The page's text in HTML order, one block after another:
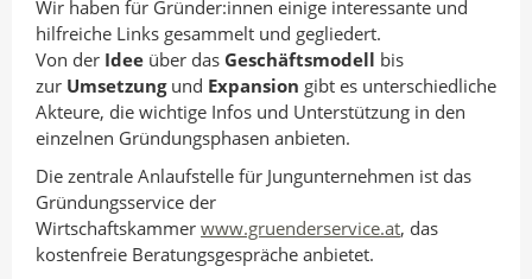
k
a
n
A
u
t
o
r
e
d
I
n
t
e
i
l
b
o
o
k
t
e
i
l
Wir haben für Gründer:innen einige interessante und
hilfreiche Links gesammelt und gegliedert.
Von der Idee über das Geschäftsmodell bis
zur Umsetzungund Expansion gibt es unterschiedliche
Akteure, die wichtige Infos und Unterstützung in den
einzelnen Gründungsphasen anbieten.
Die zentrale Anlaufstelle für Jungunternehmen ist das
Gründungsservice der
Wirtschaftskammer www.gruenderservice.at, das
kostenfreie Beratungsgespräche anbietet.